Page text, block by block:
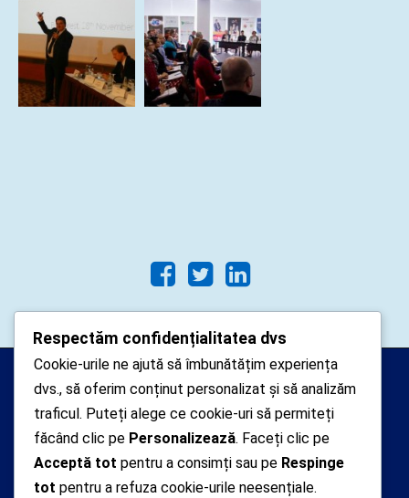
Arhipelago Interactive © 2010-
2024. Toate drepturile rezervate.
Datele cu caracter personal
colectate pe acest site sunt administrate de un
operator
Respectăm confidențialitatea dvs
Cookie-urile ne ajută să îmbunătățim experiența
dvs., să oferim conținut personalizat și să analizăm
traficul. Puteți alege ce cookie-uri să permiteți
făcând clic pe Personalizează. Faceți clic pe
Acceptă tot pentru a consimți sau pe Respinge
tot pentru a refuza cookie-urile neesențiale.